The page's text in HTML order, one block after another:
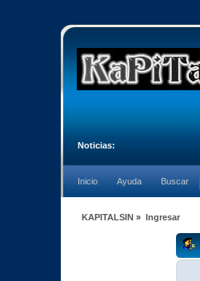
Noticias:
Inicio Ayuda Buscar
KAPITALSIN » Ingresar